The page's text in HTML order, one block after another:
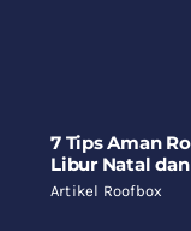
7 Tips Aman
Libur Natal
Artikel Roofbox